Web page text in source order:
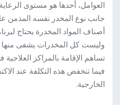
العوامل، أحدها هو مستوى
جانب نوع المخدر نفسه
أصناف المواد المخدرة يحتاج
وليست كل المخدرات يشفى منها
تساهم الإقامة بالمراكز
فيما تنخفض هذه التكلفة عند
الخارجية.